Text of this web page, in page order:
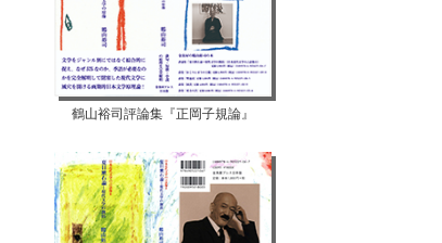
鶴山裕司評論集『正岡子規論』